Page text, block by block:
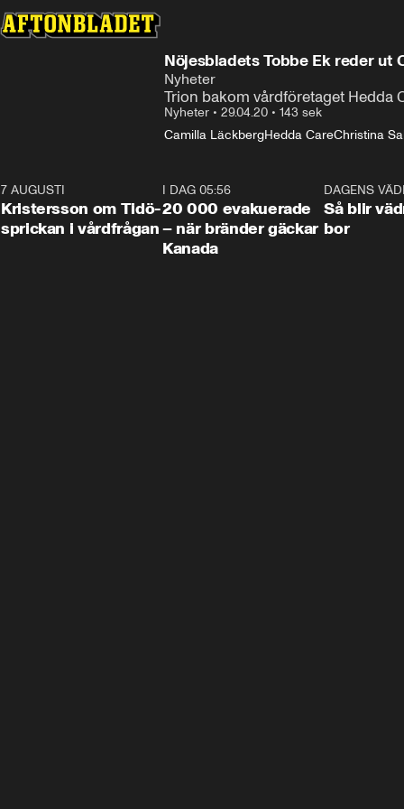
Nöjesbladets Tobbe Ek reder ut
Nyheter
Trion bakom vårdföretaget Hedda
Nyheter • 29.04.20 • 143 sek
Camilla LäckbergHedda CareChristina
7 AUGUSTI
Kristersson om Tidö-
sprickan i vårdfrågan
I DAG 05:56
20 000 evakuerade
– när bränder gäckar
Kanada
DAGENS
Så blir
bor